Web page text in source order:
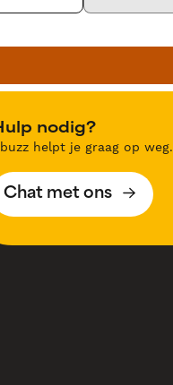
nodig?
helpt je graag op weg.
Chat met ons